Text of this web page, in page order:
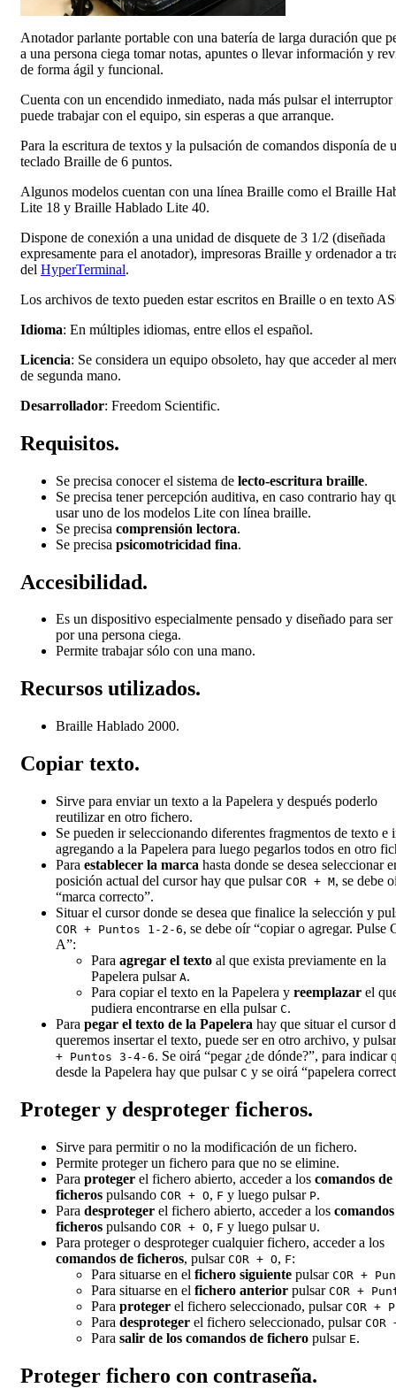
Anotador parlante portable con una batería de larga duración que
a una persona ciega tomar notas, apuntes o llevar información y
de forma ágil y funcional.
Cuenta con un encendido inmediato, nada más pulsar el interruptor
puede trabajar con el equipo, sin esperas a que arranque.
Para la escritura de textos y la pulsación de comandos disponía de
teclado Braille de 6 puntos.
Algunos modelos cuentan con una línea Braille como el Braille
Lite 18 y Braille Hablado Lite 40.
Dispone de conexión a una unidad de disquete de 3 1/2 (diseñada
expresamente para el anotador), impresoras Braille y ordenador a
del HyperTerminal.
Los archivos de texto pueden estar escritos en Braille o en texto
Idioma: En múltiples idiomas, entre ellos el español.
Licencia: Se considera un equipo obsoleto, hay que acceder al
de segunda mano.
Desarrollador: Freedom Scientific.
Requisitos.
Se precisa conocer el sistema de lecto-escritura braille.
Se precisa tener percepción auditiva, en caso contrario hay
usar uno de los modelos Lite con línea braille.
Se precisa comprensión lectora.
Se precisa psicomotricidad fina.
Accesibilidad.
Es un dispositivo especialmente pensado y diseñado para ser
por una persona ciega.
Permite trabajar sólo con una mano.
Recursos utilizados.
Braille Hablado 2000.
Copiar texto.
Sirve para enviar un texto a la Papelera y después poderlo
reutilizar en otro fichero.
Se pueden ir seleccionando diferentes fragmentos de texto e
agregando a la Papelera para luego pegarlos todos en otro
Para establecer la marca hasta donde se desea seleccionar
posición actual del cursor hay que pulsar COR + M, se debe
“marca correcto”.
Situar el cursor donde se desea que finalice la selección y
COR + Puntos 1-2-6, se debe oír “copiar o agregar. Pulse
A”:
Para agregar el texto al que exista previamente en la
Papelera pulsar A.
Para copiar el texto en la Papelera y reemplazar el
pudiera encontrarse en ella pulsar C.
Para pegar el texto de la Papelera hay que situar el cursor
queremos insertar el texto, puede ser en otro archivo, y
+ Puntos 3-4-6. Se oirá “pegar ¿de dónde?”, para indicar
desde la Papelera hay que pulsar C y se oirá “papelera
Proteger y desproteger ficheros.
Sirve para permitir o no la modificación de un fichero.
Permite proteger un fichero para que no se elimine.
Para proteger el fichero abierto, acceder a los comandos de
ficheros pulsando COR + O, F y luego pulsar P.
Para desproteger el fichero abierto, acceder a los
ficheros pulsando COR + O, F y luego pulsar U.
Para proteger o desproteger cualquier fichero, acceder a los
comandos de ficheros, pulsar COR + O, F:
Para situarse en el fichero siguiente pulsar COR +
Para situarse en el fichero anterior pulsar COR +
Para proteger el fichero seleccionado, pulsar COR + P
Para desproteger el fichero seleccionado, pulsar COR
Para salir de los comandos de fichero pulsar E.
Proteger fichero con contraseña.